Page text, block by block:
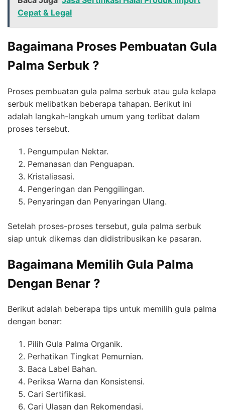
Cepat & Legal
Bagaimana Proses Pembuatan Gula
Palma Serbuk ?
Proses pembuatan gula palma serbuk atau gula kelapa
serbuk melibatkan beberapa tahapan. Berikut ini
adalah langkah-langkah umum yang terlibat dalam
proses tersebut.
Pengumpulan Nektar.
Pemanasan dan Penguapan.
Kristaliasasi.
Pengeringan dan Penggilingan.
Penyaringan dan Penyaringan Ulang.
Setelah proses-proses tersebut, gula palma serbuk
siap untuk dikemas dan didistribusikan ke pasaran.
Bagaimana Memilih Gula Palma
Dengan Benar ?
Berikut adalah beberapa tips untuk memilih gula palma
dengan benar:
Pilih Gula Palma Organik.
Perhatikan Tingkat Pemurnian.
Baca Label Bahan.
Periksa Warna dan Konsistensi.
Cari Sertifikasi.
Cari Ulasan dan Rekomendasi.